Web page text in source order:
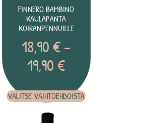
FINNERO BAMBINO
KAULAPANTA
KOIRANPENNUILLE
18,90€–
19,90€
VALITSE VAIHTOEHDOISTA